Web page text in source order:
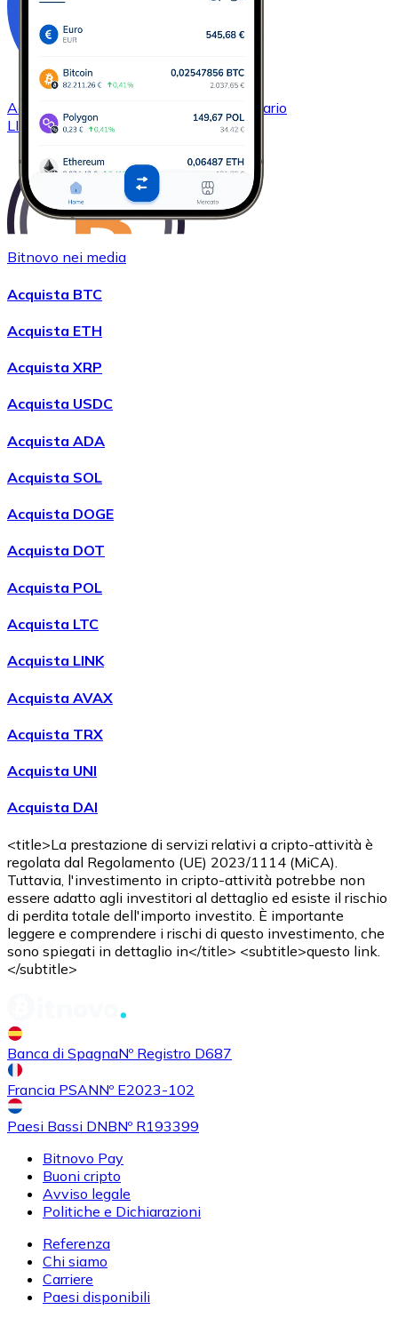
Acquistare
con bonifico bancario
LINK
AcquistareWrapped Bitcoin
WBTC
AcquistareAvalanche
AVAX
SHIB
Acquistare
AcquistareEthereum Classic
ETC
Bitnovo nei media
Acquista BTC
Acquista ETH
Acquista XRP
Acquista USDC
Acquista ADA
Acquista SOL
Acquista DOGE
Acquista DOT
Acquista POL
Acquista LTC
Acquista LINK
Acquista AVAX
Acquista TRX
Acquista UNI
Acquista DAI
<title>La prestazione di servizi relativi a cripto-attività è
regolata dal Regolamento (UE) 2023/1114 (MiCA).
Tuttavia, l'investimento in cripto-attività potrebbe non
essere adatto agli investitori al dettaglio ed esiste il rischio
di perdita totale dell'importo investito. È importante
leggere e comprendere i rischi di questo investimento, che
sono spiegati in dettaglio in</title> <subtitle>questo link.
</subtitle>
Banca di SpagnaNº Registro D687
Francia PSANNº E2023-102
Paesi Bassi DNBNº R193399
Bitnovo Pay
Buoni cripto
Avviso legale
Politiche e Dichiarazioni
Referenza
Chi siamo
Carriere
Paesi disponibili